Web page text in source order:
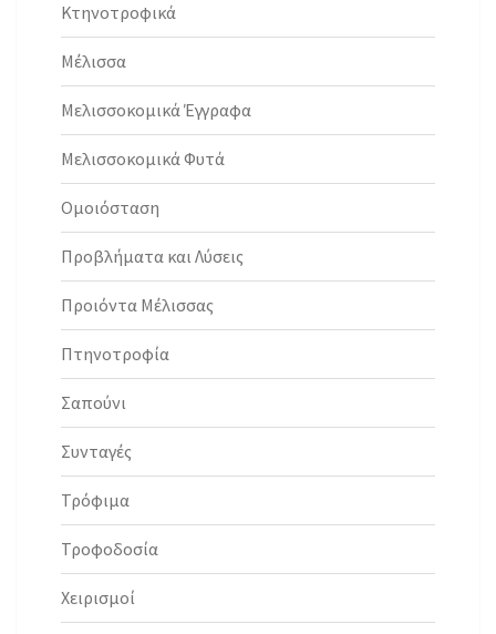
Κτηνοτροφικά
Μέλισσα
Μελισσοκομικά Έγγραφα
Μελισσοκομικά Φυτά
Ομοιόσταση
Προβλήματα και Λύσεις
Προιόντα Μέλισσας
Πτηνοτροφία
Σαπούνι
Συνταγές
Τρόφιμα
Τροφοδοσία
Χειρισμοί